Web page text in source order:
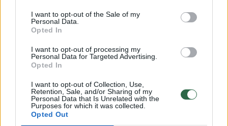
I want to opt-out of the Sale of my
Personal Data.
Opted In
I want to opt-out of processing my
Personal Data for Targeted Advertising.
Opted In
I want to opt-out of Collection, Use,
Retention, Sale, and/or Sharing of my
Personal Data that Is Unrelated with the
Purposes for which it was collected.
Opted Out
Šiaurės prospekte, į garažo duobę įkrito ir iš
jos išlipti negalintis vyras.
Nukentėjusysis rastas sąmoningas. Jam
uždėtas kaklo įtvaras, asmuo paguldytas ant